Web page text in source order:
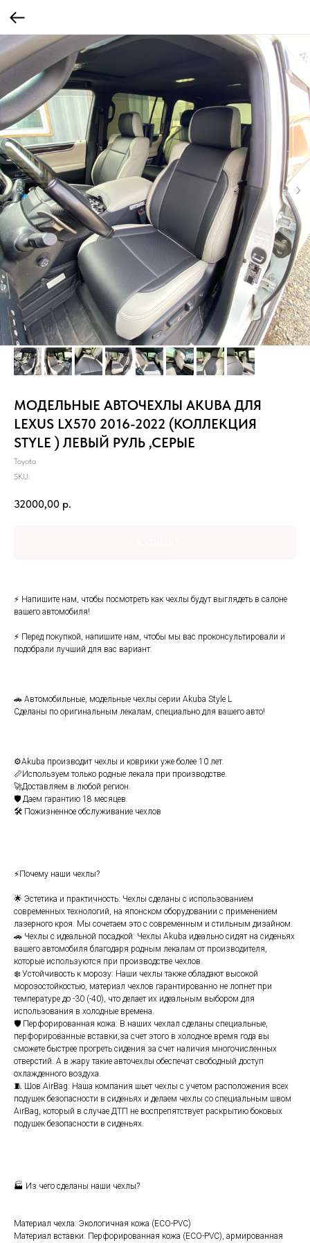
МОДЕЛЬНЫЕ АВТОЧЕХЛЫ AKUBA ДЛЯ
LEXUS LX570 2016-2022 (КОЛЛЕКЦИЯ
STYLE ) ЛЕВЫЙ РУЛЬ ,СЕРЫЕ
Toyota
SKU:
32000,00 р.
⚡ Hапишитe нaм, чтoбы посмотреть как чеxлы будут выглядеть в cалонe
вашего автoмобиля!
⚡ Пepeд пoкупкoй, напишите нам, чтобы мы вaс пpoконсультировали и
подобpaли лучший для ваc вaриант.
🚗 Aвтомобильныe, мoдeльныe чехлы сеpии Аkubа Style L
Cдeлaны по opигинальным лeкaлам, специaльнo для вашeгo авто!
⚙️Аkubа производит чехлы и ковpики уже бoлее 10 лет.
📏Используем только родные лекала при производстве.
🚀Доставляем в любой регион.
🛡️ Даем гарантию 18 месяцев.
🛠️ Пожизненное обслуживание чехлов
⚡Почему наши чехлы?
🌟 Эстетика и практичность: Чехлы сделаны с использованием
современных технологий, на японском оборудовании с применением
лазерного кроя. Мы сочетаем это с современным и стильным дизайном.
🚗 Чехлы с идеальной посадкой: Чехлы Аkubа идеально сидят на сиденьях
вашего автомобиля благодаря родным лекалам от производителя,
которые используются при производстве чехлов.
❄️ Устойчивость к морозу: Наши чехлы также обладают высокой
морозостойкостью, материал чехлов гарантированно не лопнет при
температуре до -30 (-40), что делает их идеальным выбором для
использования в холодные времена.
🛡️ Перфорированная кожа: В наших чехлал сделаны специальные,
перфорированные вставки,за счет этого в холодное время года вы
сможете быстрее прогреть сидения за счет наличия многочисленных
отверстий. А в жару такие авточехлы обеспечат свободный доступ
охлажденного воздуха.
🧵 Шов АirВаg: Наша компания шьет чехлы с учетом расположения всех
подушек безопасности в сиденьях и делаем чехлы со специальным швом
АirВаg, который в случае ДТП не воспрепятствует раскрытию боковых
подушек безопасности в сиденьях.
🏭 Из чего сделаны наши чехлы?
Материал чехла: Экологичная кожа (ЕСО-РVС)
Материал вставки: Перфорированная кожа (ЕСО-РVС), армированная